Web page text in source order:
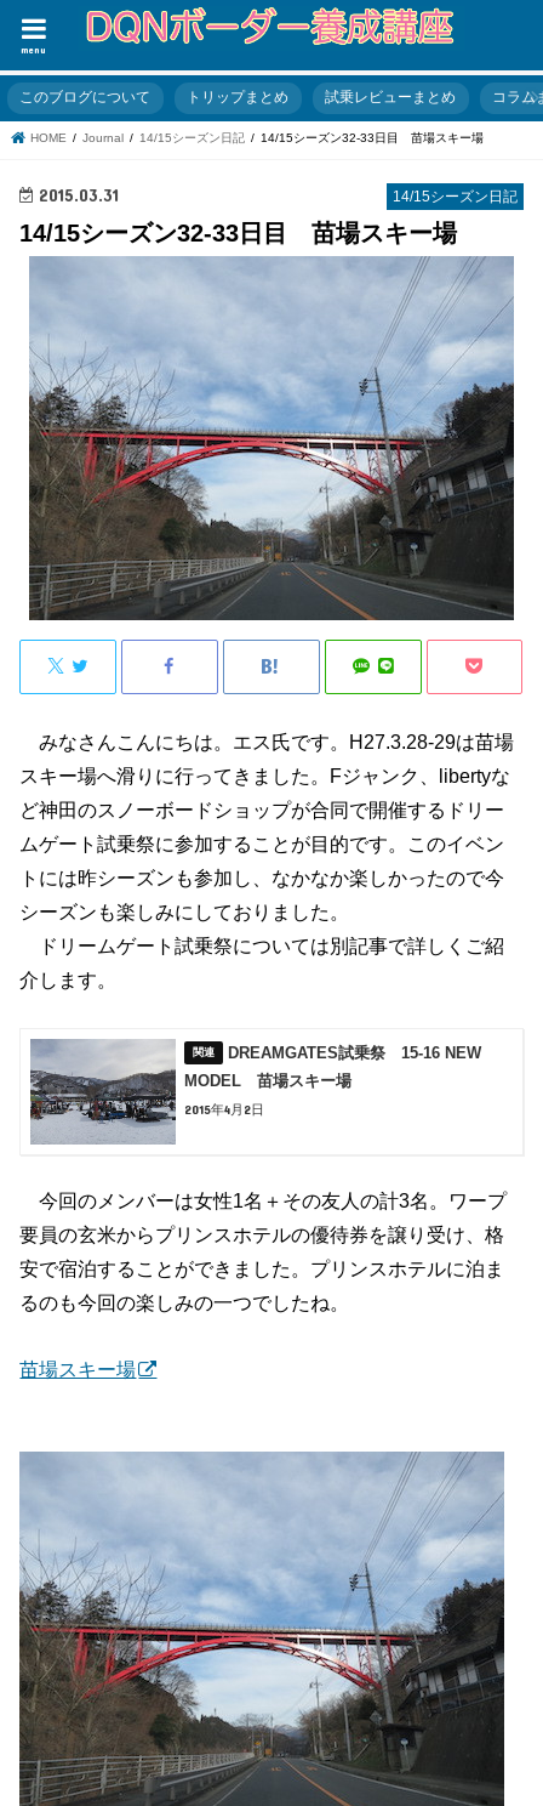
menu
このブログについて トリップまとめ 試乗レビューまとめ コラム
HOME Journal 14/15シーズン日記 14/15シーズン32-33日目 苗場スキー場
14/15シーズン日記
2015.03.31
14/15シーズン32-33日目 苗場スキー場
みなさんこんにちは。エス氏です。H27.3.28-29は苗場
スキー場へ滑りに行ってきました。Fジャンク、libertyな
ど神田のスノーボードショップが合同で開催するドリー
ムゲート試乗祭に参加することが目的です。このイベン
トには昨シーズンも参加し、なかなか楽しかったので今
シーズンも楽しみにしておりました。
ドリームゲート試乗祭については別記事で詳しくご紹
介します。
DREAMGATES試乗祭 15-16 NEW
MODEL 苗場スキー場
2015年4月2日
今回のメンバーは女性1名＋その友人の計3名。ワープ
要員の玄米からプリンスホテルの優待券を譲り受け、格
安で宿泊することができました。プリンスホテルに泊ま
るのも今回の楽しみの一つでしたね。
苗場スキー場